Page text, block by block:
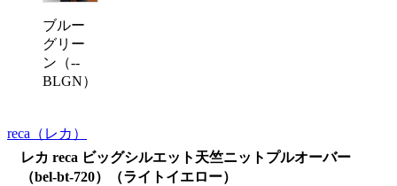
ブルー
グリー
ン（--
BLGN）
reca （レカ）
レカ reca ビッグシルエット天竺ニットプルオーバー
（bel-bt-720）（ライトイエロー）